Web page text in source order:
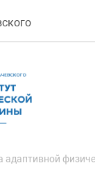
адаптивной